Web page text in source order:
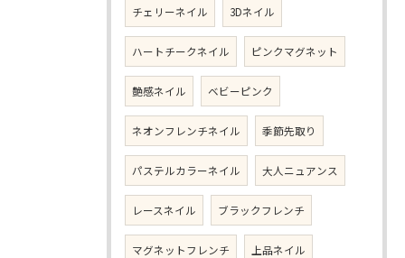
チェリーネイル 3Dネイル
ハートチークネイル ピンクマグネット
艶感ネイル ベビーピンク
ネオンフレンチネイル 季節先取り
パステルカラーネイル 大人ニュアンス
レースネイル ブラックフレンチ
マグネットフレンチ 上品ネイル